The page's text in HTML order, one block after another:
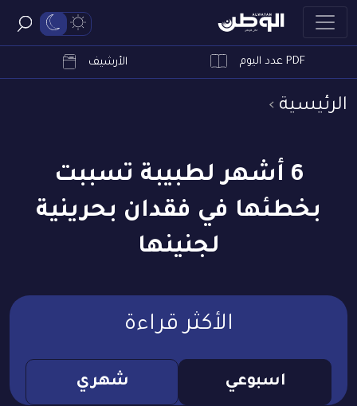
PDF عدد اليوم الأرشيف
الرئيسية
6 أشهر لطبيبة تسببت
بخطئها في فقدان بحرينية
لجنينها
الأكثر قراءة
اسبوعي شهري